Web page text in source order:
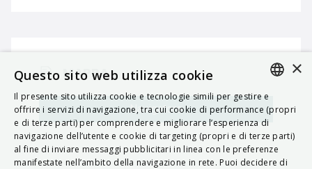
MAPPA
Navigatore ITALIAN
ENGLISH
FRENCH
×
Questo sito web utilizza cookie
Il presente sito utilizza cookie e tecnologie simili per gestire e
offrire i servizi di navigazione, tra cui cookie di performance (propri
e di terze parti) per comprendere e migliorare l’esperienza di
navigazione dell’utente e cookie di targeting (propri e di terze parti)
al fine di inviare messaggi pubblicitari in linea con le preferenze
manifestate nell’ambito della navigazione in rete. Puoi decidere di